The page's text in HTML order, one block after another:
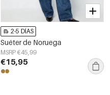
2-5 DÍAS
Suéter de Noruega
MSRP €45,99
€15,95